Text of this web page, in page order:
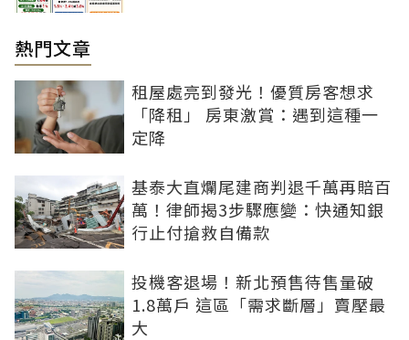
熱門文章
租屋處亮到發光！優質房客想求
「降租」 房東激賞：遇到這種一
定降
基泰大直爛尾建商判退千萬再賠百
萬！律師揭3步驟應變：快通知銀
行止付搶救自備款
投機客退場！新北預售待售量破
1.8萬戶 這區「需求斷層」賣壓最
大